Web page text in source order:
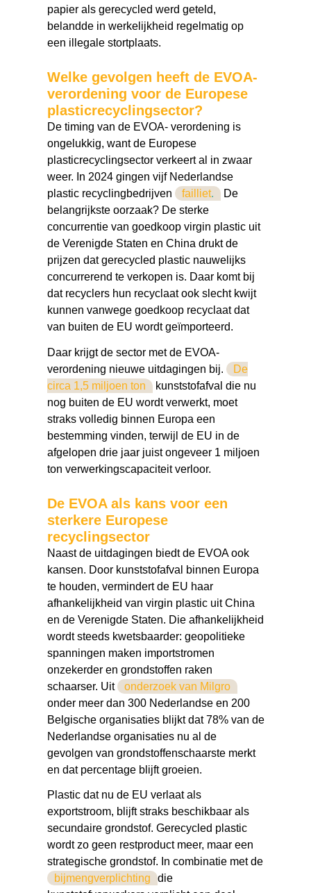
papier als gerecycled werd geteld,
belandde in werkelijkheid regelmatig op
een illegale stortplaats.
Welke gevolgen heeft de EVOA-
verordening voor de Europese
plasticrecyclingsector?
De timing van de EVOA- verordening is
ongelukkig, want de Europese
plasticrecyclingsector verkeert al in zwaar
weer. In 2024 gingen vijf Nederlandse
plastic recyclingbedrijven
failliet.
De
belangrijkste oorzaak? De sterke
concurrentie van goedkoop virgin plastic uit
de Verenigde Staten en China drukt de
prijzen dat gerecycled plastic nauwelijks
concurrerend te verkopen is. Daar komt bij
dat recyclers hun recyclaat ook slecht kwijt
kunnen vanwege goedkoop recyclaat dat
van buiten de EU wordt geïmporteerd.
Daar krijgt de sector met de EVOA-
verordening nieuwe uitdagingen bij.
De
circa 1,5 miljoen ton
kunststofafval die nu
nog buiten de EU wordt verwerkt, moet
straks volledig binnen Europa een
bestemming vinden, terwijl de EU in de
afgelopen drie jaar juist ongeveer 1 miljoen
ton verwerkingscapaciteit verloor.
De EVOA als kans voor een
sterkere Europese
recyclingsector
Naast de uitdagingen biedt de EVOA ook
kansen. Door kunststofafval binnen Europa
te houden, vermindert de EU haar
afhankelijkheid van virgin plastic uit China
en de Verenigde Staten. Die afhankelijkheid
wordt steeds kwetsbaarder: geopolitieke
spanningen maken importstromen
onzekerder en grondstoffen raken
schaarser. Uit
onderzoek van Milgro
onder meer dan 300 Nederlandse en 200
Belgische organisaties blijkt dat 78% van de
Nederlandse organisaties nu al de
gevolgen van grondstoffenschaarste merkt
en dat percentage blijft groeien.
Plastic dat nu de EU verlaat als
exportstroom, blijft straks beschikbaar als
secundaire grondstof. Gerecycled plastic
wordt zo geen restproduct meer, maar een
strategische grondstof. In combinatie met de
bijmengverplichting
die